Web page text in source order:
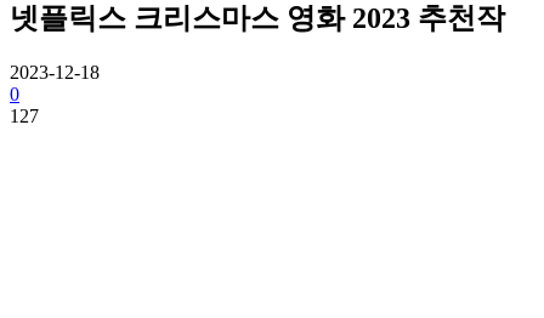
넷플릭스 크리스마스 영화 2023 추천작
2023-12-18
0
127